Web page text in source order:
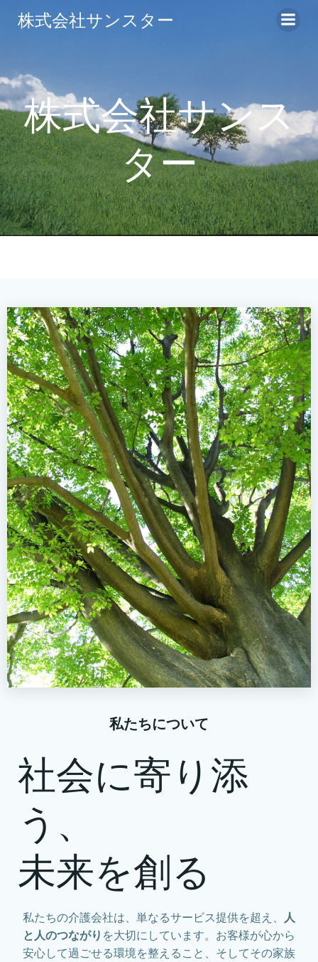
ン
へ
ス
キ
ッ
プ
株式会社サンスター
株式会社サンス
ター
私たちについて
社会に寄り添
う、
未来を創る
私たちの介護会社は、単なるサービス提供を超え、 人
と人のつながり を大切にしています。お客様が心から
安心して過ごせる環境を整えること、そしてその家族